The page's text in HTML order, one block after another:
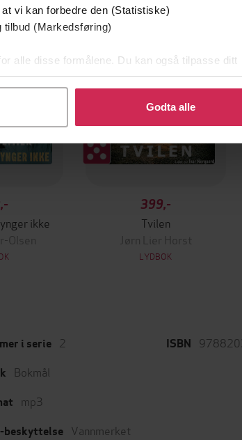
vi kan forbedre den (Statistiske)
tilbud (Markedsføring)
alle disse formålene. Du kan også tilpasse ditt
som helst trekke tilbake eller endre ditt
Godta alle
ikke
Olsen
399,-
Tvilen
Jørn Lier Horst
LYDBOK
i serie 2
Bokmål
mp3
beskyttelse Vannmerket
ISBN